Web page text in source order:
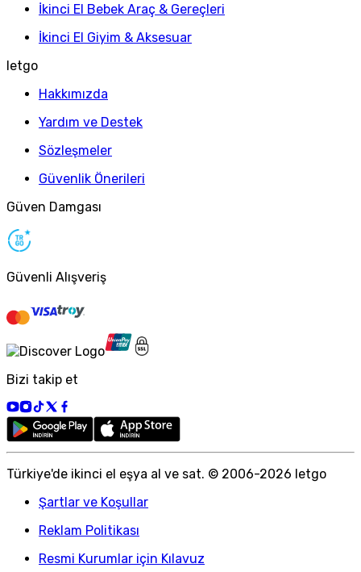
İkinci El Bebek Araç & Gereçleri
İkinci El Giyim & Aksesuar
letgo
Hakkımızda
Yardım ve Destek
Sözleşmeler
Güvenlik Önerileri
Güven Damgası
Güvenli Alışveriş
Bizi takip et
Türkiye'de ikinci el eşya al ve sat. © 2006-2026 letgo
Şartlar ve Koşullar
Reklam Politikası
Resmi Kurumlar için Kılavuz